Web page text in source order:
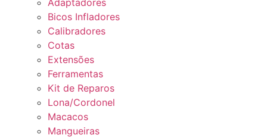
Bicos Infladores
Calibradores
Cotas
Extensões
Ferramentas
Kit de Reparos
Lona/Cordonel
Macacos
Mangueiras